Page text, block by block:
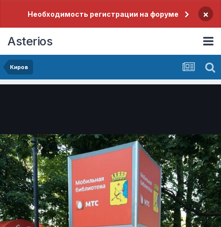
Необходимость регистрации на форуме ×
Asterios
Киров